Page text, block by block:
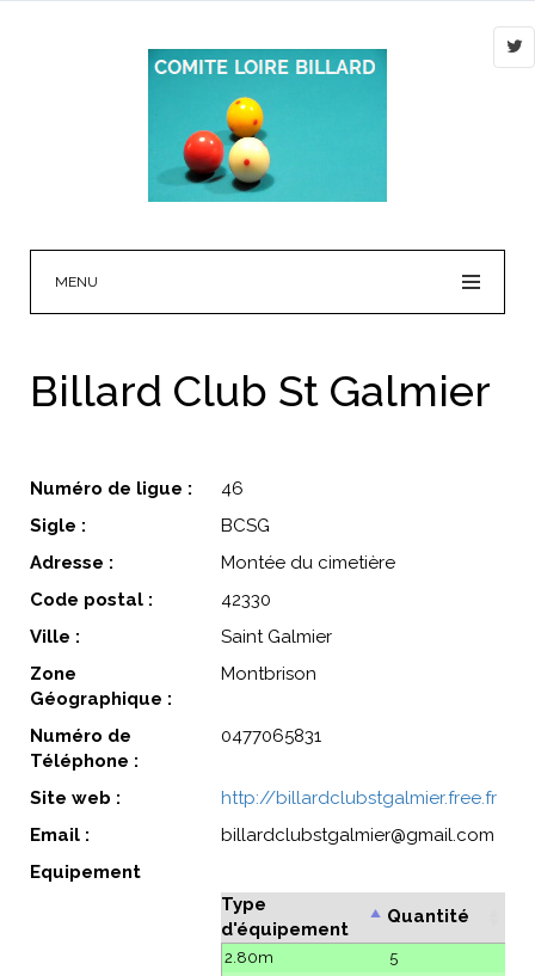
MENU
Billard Club St Galmier
Numéro de ligue :
46
Sigle :
BCSG
Adresse :
Montée du cimetière
Code postal :
42330
Ville :
Saint Galmier
Zone
Géographique :
Montbrison
Numéro de
Téléphone :
0477065831
Site web :
http://billardclubstgalmier.free.fr
Email :
billardclubstgalmier@gmail.com
Equipement
Type
d'équipement
Quantité
2.80m
5